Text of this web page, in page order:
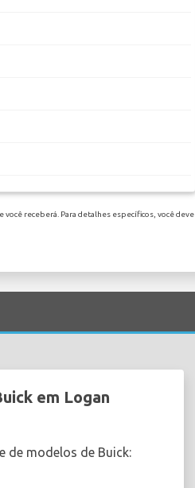
receberá. Para detalhes específicos, você deve
em Logan
de modelos de Buick: